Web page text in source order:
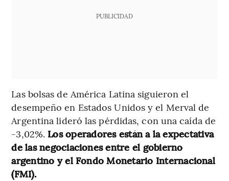
PUBLICIDAD
Las bolsas de América Latina siguieron el
desempeño en Estados Unidos y el Merval de
Argentina lideró las pérdidas, con una caída de
-3,02%. Los operadores están a la expectativa
de las negociaciones entre el gobierno
argentino y el Fondo Monetario Internacional
(FMI).